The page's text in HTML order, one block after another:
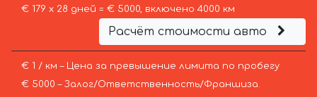
€ 179 х 28 дней = € 5000, включено 4000 км
Расчёт стоимости авто
€ 1 / км – Цена за превышение лимита по пробегу
€ 5000 – Залог/Ответственность/Франшиза.